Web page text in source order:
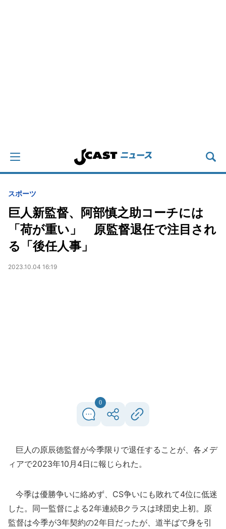
スポーツ
巨人新監督、阿部慎之助コーチには
「荷が重い」 原監督退任で注目され
る「後任人事」
2023.10.04 16:19
0
巨人の原辰徳監督が今季限りで退任することが、各メデ
ィアで2023年10月4日に報じられた。
今季は優勝争いに絡めず、CS争いにも敗れて4位に低迷
した。同一監督による2年連続Bクラスは球団史上初。原
監督は今季が3年契約の2年目だったが、道半ばで身を引